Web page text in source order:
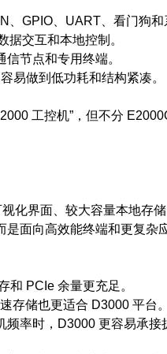
GPIO、UART、看门狗和
交互和本地控制。
节点和专用终端。
易做到低功耗和结构紧凑。
工控机”，但不分
化界面、较大容量本地存
面向高效能终端和更复杂
和 PCIe 余量更充足。
存储也更适合 D3000 平台。
率时，D3000 更容易承接